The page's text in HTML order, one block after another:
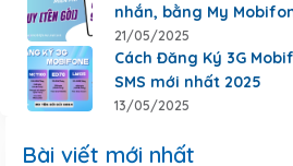
nhắn, bằng My
21/05/2025
Cách Đăng Ký 3G
SMS mới nhất 2025
13/05/2025
Bài viết mới nhất